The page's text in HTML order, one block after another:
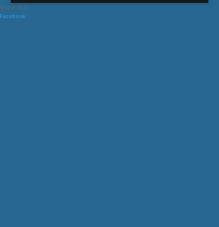
Share This
Facebook